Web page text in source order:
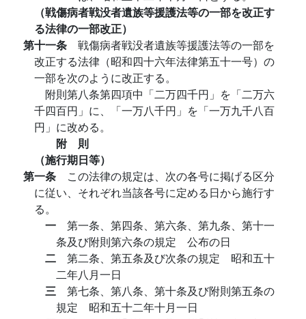
（戦傷病者戦没者遺族等援護法等の一部を改正す
る法律の一部改正）
第十一条 戦傷病者戦没者遺族等援護法等の一部を
改正する法律（昭和四十六年法律第五十一号）の
一部を次のように改正する。
附則第八条第四項中「二万四千円」を「二万六
千四百円」に、「一万八千円」を「一万九千八百
円」に改める。
附 則
（施行期日等）
第一条 この法律の規定は、次の各号に掲げる区分
に従い、それぞれ当該各号に定める日から施行す
る。
一 第一条、第四条、第六条、第九条、第十一
条及び附則第六条の規定 公布の日
二 第二条、第五条及び次条の規定 昭和五十
二年八月一日
三 第七条、第八条、第十条及び附則第五条の
規定 昭和五十二年十月一日